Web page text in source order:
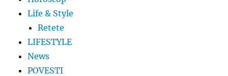
Life & Style
Retete
LIFESTYLE
News
POVESTI